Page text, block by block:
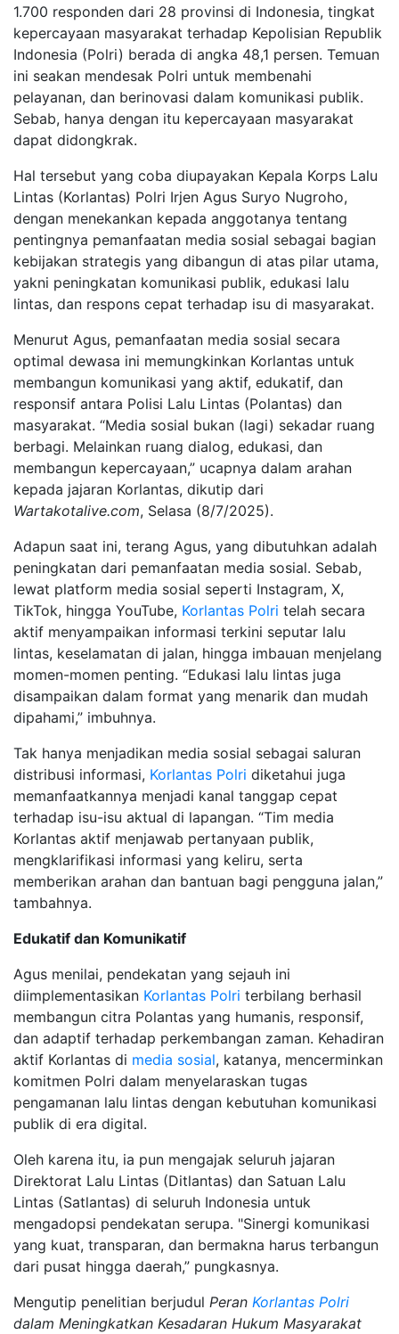
1.700 responden dari 28 provinsi di Indonesia, tingkat
kepercayaan masyarakat terhadap Kepolisian Republik
Indonesia (Polri) berada di angka 48,1 persen. Temuan
ini seakan mendesak Polri untuk membenahi
pelayanan, dan berinovasi dalam komunikasi publik.
Sebab, hanya dengan itu kepercayaan masyarakat
dapat didongkrak.
Hal tersebut yang coba diupayakan Kepala Korps Lalu
Lintas (Korlantas) Polri Irjen Agus Suryo Nugroho,
dengan menekankan kepada anggotanya tentang
pentingnya pemanfaatan media sosial sebagai bagian
kebijakan strategis yang dibangun di atas pilar utama,
yakni peningkatan komunikasi publik, edukasi lalu
lintas, dan respons cepat terhadap isu di masyarakat.
Menurut Agus, pemanfaatan media sosial secara
optimal dewasa ini memungkinkan Korlantas untuk
membangun komunikasi yang aktif, edukatif, dan
responsif antara Polisi Lalu Lintas (Polantas) dan
masyarakat. “Media sosial bukan (lagi) sekadar ruang
berbagi. Melainkan ruang dialog, edukasi, dan
membangun kepercayaan,” ucapnya dalam arahan
kepada jajaran Korlantas, dikutip dari
Wartakotalive.com, Selasa (8/7/2025).
Adapun saat ini, terang Agus, yang dibutuhkan adalah
peningkatan dari pemanfaatan media sosial. Sebab,
lewat platform media sosial seperti Instagram, X,
TikTok, hingga YouTube, Korlantas Polri telah secara
aktif menyampaikan informasi terkini seputar lalu
lintas, keselamatan di jalan, hingga imbauan menjelang
momen-momen penting. “Edukasi lalu lintas juga
disampaikan dalam format yang menarik dan mudah
dipahami,” imbuhnya.
Tak hanya menjadikan media sosial sebagai saluran
distribusi informasi, Korlantas Polri diketahui juga
memanfaatkannya menjadi kanal tanggap cepat
terhadap isu-isu aktual di lapangan. “Tim media
Korlantas aktif menjawab pertanyaan publik,
mengklarifikasi informasi yang keliru, serta
memberikan arahan dan bantuan bagi pengguna jalan,”
tambahnya.
Edukatif dan Komunikatif
Agus menilai, pendekatan yang sejauh ini
diimplementasikan Korlantas Polri terbilang berhasil
membangun citra Polantas yang humanis, responsif,
dan adaptif terhadap perkembangan zaman. Kehadiran
aktif Korlantas di media sosial, katanya, mencerminkan
komitmen Polri dalam menyelaraskan tugas
pengamanan lalu lintas dengan kebutuhan komunikasi
publik di era digital.
Oleh karena itu, ia pun mengajak seluruh jajaran
Direktorat Lalu Lintas (Ditlantas) dan Satuan Lalu
Lintas (Satlantas) di seluruh Indonesia untuk
mengadopsi pendekatan serupa. "Sinergi komunikasi
yang kuat, transparan, dan bermakna harus terbangun
dari pusat hingga daerah,” pungkasnya.
Mengutip penelitian berjudul Peran Korlantas Polri
dalam Meningkatkan Kesadaran Hukum Masyarakat